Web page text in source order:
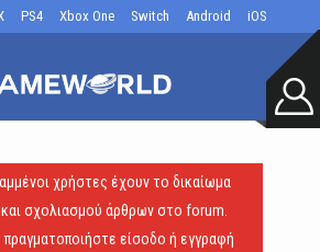
PS4 Xbox One Switch Android iOS
χρήστες έχουν το δικαίωμα
και σχολιασμού άρθρων στο forum.
είσοδο ή εγγραφή